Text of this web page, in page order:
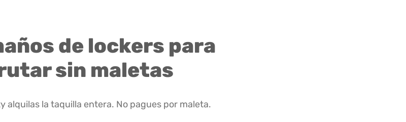
de lockers para
sin maletas
alquilas la taquilla entera. No pagues por maleta.